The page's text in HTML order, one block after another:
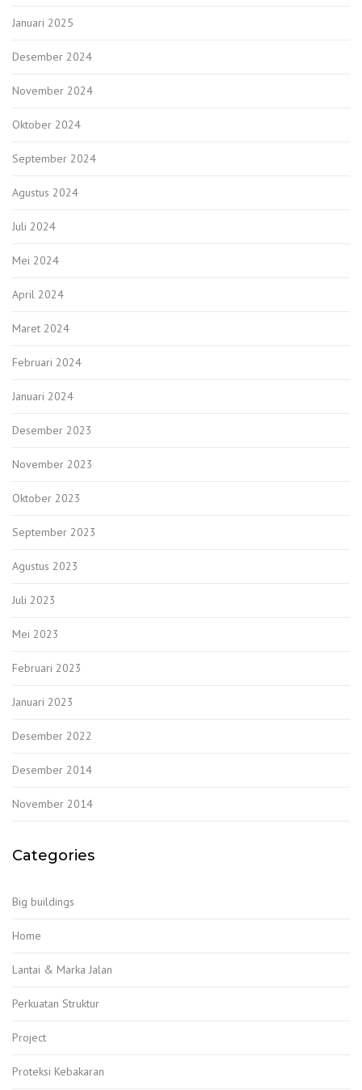
Januari 2025
Desember 2024
November 2024
Oktober 2024
September 2024
Agustus 2024
Juli 2024
Mei 2024
April 2024
Maret 2024
Februari 2024
Januari 2024
Desember 2023
November 2023
Oktober 2023
September 2023
Agustus 2023
Juli 2023
Mei 2023
Februari 2023
Januari 2023
Desember 2022
Desember 2014
November 2014
Categories
Big buildings
Home
Lantai & Marka Jalan
Perkuatan Struktur
Project
Proteksi Kebakaran